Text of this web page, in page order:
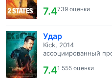
7.4739 оценки
Удар
Kick, 2014
ассоциированный
7.41 555 оценки